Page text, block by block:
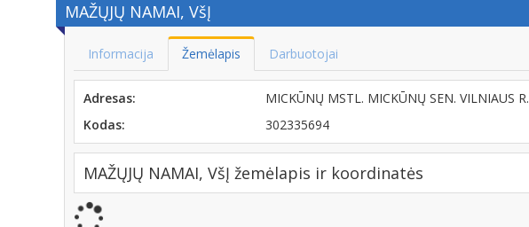
MAŽŲJŲ NAMAI, VšĮ
Informacija Žemėlapis Darbuotojai
Adresas:
MICKŪNŲ MSTL. MICKŪNŲ SEN. VILNIAUS R.
Kodas:
302335694
MAŽŲJŲ NAMAI, VšĮ žemėlapis ir koordinatės